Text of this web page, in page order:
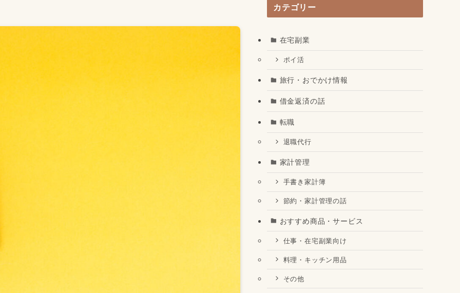
カテゴリー
在宅副業
ポイ活
旅行・おでかけ情報
借金返済の話
転職
退職代行
家計管理
手書き家計簿
節約・家計管理の話
おすすめ商品・サービス
仕事・在宅副業向け
料理・キッチン用品
その他